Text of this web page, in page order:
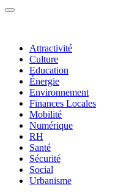
Attractivité
Culture
Education
Énergie
Environnement
Finances Locales
Mobilité
Numérique
RH
Santé
Sécurité
Social
Urbanisme